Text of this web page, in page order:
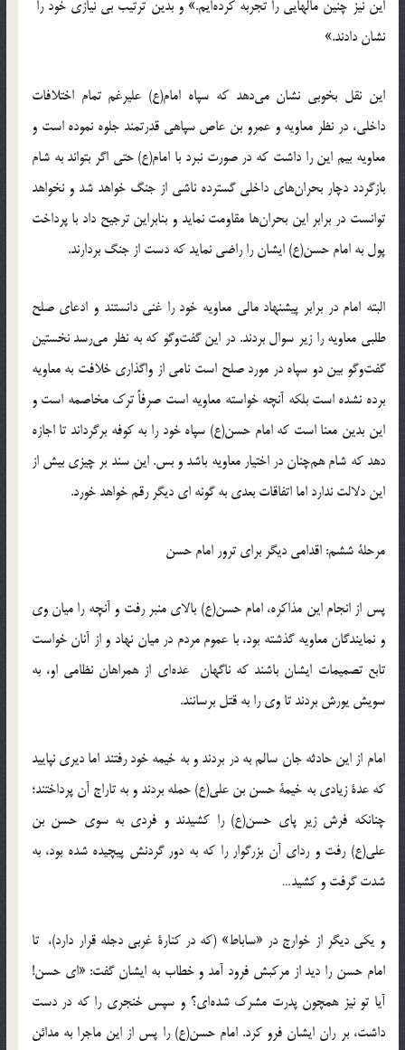
این نیز چنین مالهایی را تجربه کرده‌ایم.» و بدین ترتیب بی نیازی خود را
نشان دادند.»
این نقل بخوبی نشان می‌دهد که سپاه امام(ع) علیرغم تمام اختلافات
داخلی، در نظر معاویه و عمرو بن عاص سپاهی قدرتمند جلوه نموده است و
معاویه بیم این را داشت که در صورت نبرد با امام(ع) حتی اگر بتواند به شام
بازگردد دچار بحران‌های داخلی گسترده ناشی از جنگ خواهد شد و نخواهد
توانست در برابر این بحران‌ها مقاومت نماید و بنابراین ترجیح داد با پرداخت
پول به امام حسن(ع) ایشان را راضی نماید که دست از جنگ بردارند.
البته امام در برابر پیشنهاد مالی معاویه خود را غنی دانستند و ادعای صلح
طلبی معاویه را زیر سوال بردند. در این گفت‌وگو که به نظر می‌رسد نخستین
گفت‌وگو بین دو سپاه در مورد صلح است نامی از واگذاری خلافت به معاویه
برده نشده است بلکه آنچه خواسته معاویه است صرفاً ترک مخاصمه است و
این بدین معنا است که امام حسن(ع) سپاه خود را به کوفه برگرداند تا اجازه
دهد که شام هم‌چنان در اختیار معاویه باشد و بس. این سند بر چیزی بیش از
این دلالت ندارد اما اتفاقات بعدی به گونه ای دیگر رقم خواهد خورد.
مرحلۀ ششم: اقدامی دیگر برای ترور امام حسن
پس از انجام این‌ مذاکره، امام حسن(ع) بالای منبر رفت و آنچه را میان وی
و نمایندگان معاویه گذشته بود، با عموم مردم در میان نهاد و از آنان خواست
تابع تصمیمات ایشان باشند که ناگهان عده‌ای از همراهان نظامی او، به
سویش یورش بردند تا وی را به قتل برسانند.
امام از این حادثه جان سالم به در بردند و به خیمه خود رفتند اما دیری نپایید
که عدۀ زیادی به خیمۀ حسن بن علی(ع) حمله بردند و به تاراج آن پرداختند؛
چنانکه فرش زیر پای حسن(ع) را کشیدند و فردی به سوی حسن بن
علی(ع) رفت و ردای آن بزرگوار را که به دور گردنش پیچیده شده بود، به
شدت گرفت و کشید…
و یکی دیگر از خوارج در «ساباط» (که در کنارۀ غربی دجله قرار دارد)، تا
امام حسن را دید از مرکبش فرود آمد و خطاب به ایشان گفت: «ای حسن!
آیا تو نیز همچون پدرت مشرک شده‌ای؟ و سپس خنجری را که در دست
داشت، بر ران ایشان فرو کرد. امام حسن(ع) را پس از این ماجرا به مدائن